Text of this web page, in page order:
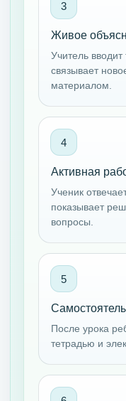
Живое
Учитель
связывает
материалом.
Активная
Ученик
показывает
вопросы.
После урока
тетрадью и